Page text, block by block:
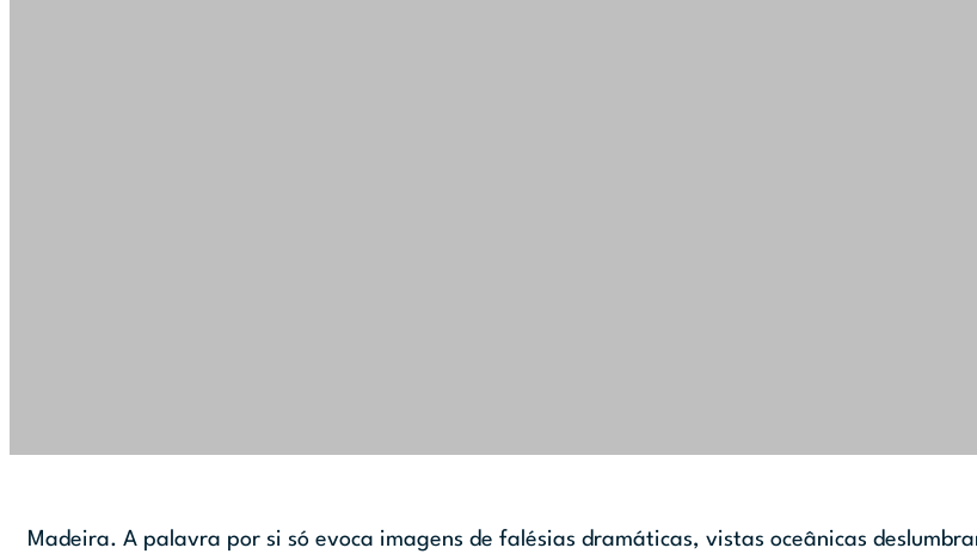
Madeira. A palavra por si só evoca imagens de falésias dramáticas, vistas oceânicas